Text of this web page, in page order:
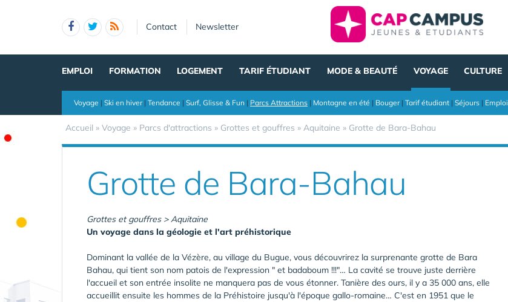
Contact Newsletter
EMPLOI FORMATION LOGEMENT TARIF ÉTUDIANT MODE & BEAUTÉ VOYAGE CULTURE
Voyage | Ski en hiver| Tendance | Surf, Glisse & Fun | Parcs Attractions | Montagne en été | Bouger| Tarif étudiant | Séjours | Emploi
Accueil » Voyage » Parcs d'attractions » Grottes et gouffres » Aquitaine » Grotte de Bara-Bahau
Grotte de Bara-Bahau
Grottes et gouffres > Aquitaine
Un voyage dans la géologie et l'art préhistorique
Dominant la vallée de la Vézère, au village du Bugue, vous découvrirez la surprenante grotte de Bara
Bahau, qui tient son nom patois de l'expression " et badaboum !!!"… La cavité se trouve juste derrière
l'accueil et son entrée insolite ne manquera pas de vous étonner. Tanière des ours, il y a 35 000 ans, elle
accueillit ensuite les hommes de la Préhistoire jusqu'à l'époque gallo-romaine… C'est en 1951 que le